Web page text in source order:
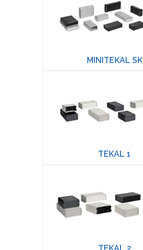
MINITEKAL SK
TEKAL 1